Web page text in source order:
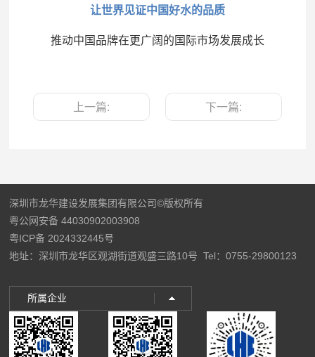
让世界见证中国好水的品质
推动中国品牌在更广阔的国际市场发展成长
上一篇: 下一篇:
深圳市龙华建设发展集团有限公司©版权所有
粤公网安备 44030902003908
粤ICP备 2024332445号
地址：深圳市龙华区观湖街道观盛三路10号 Tel：0755-29800123
所属企业